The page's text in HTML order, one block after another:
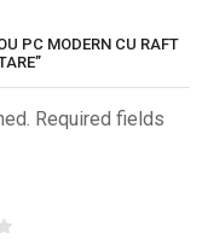
PC MODERN CU RAFT
Required fields